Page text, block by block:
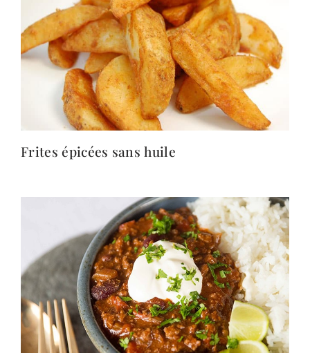
Frites épicées sans huile